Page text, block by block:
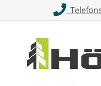
Zum Hauptinhalt